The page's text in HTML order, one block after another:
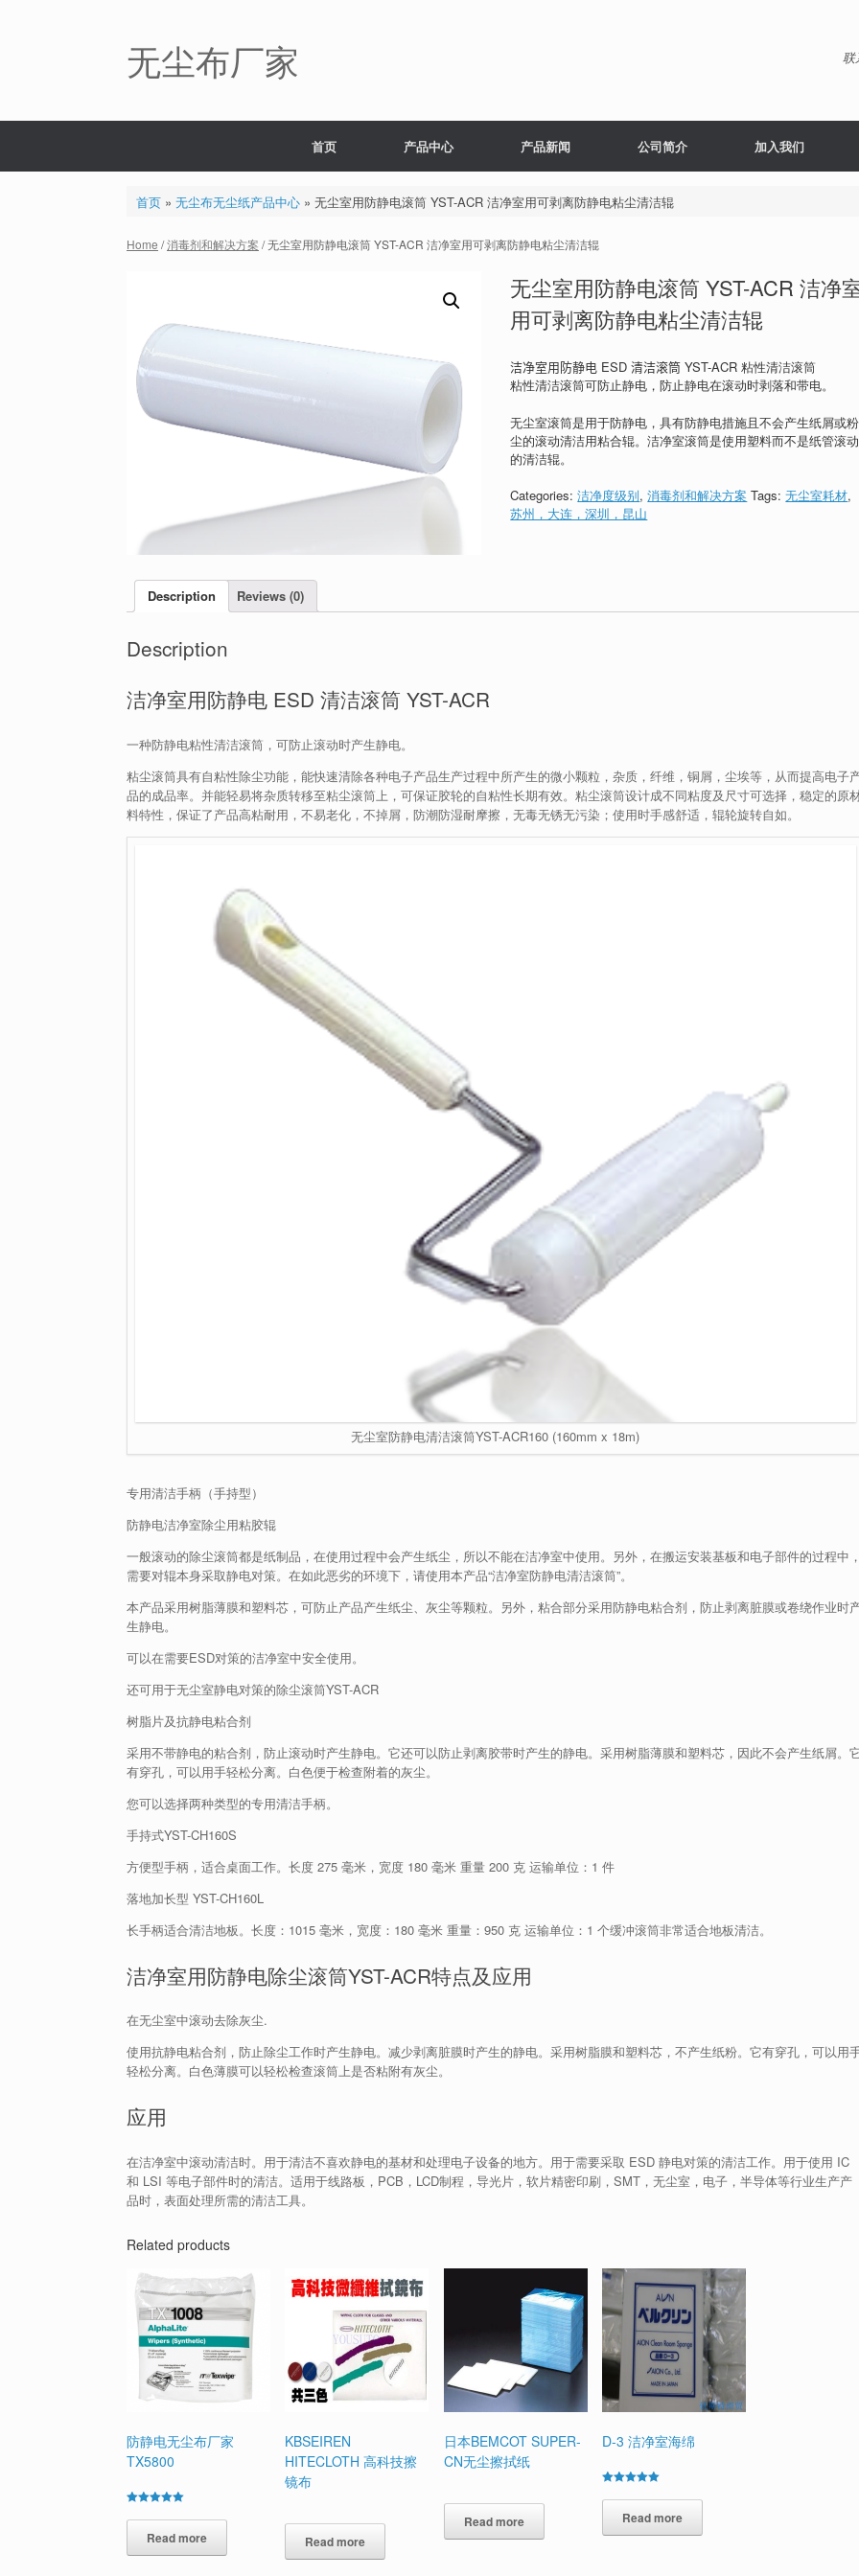
无尘布厂家 联
首页 产品中心 产品新闻 公司简介 加入我们
首页» 无尘布无尘纸产品中心» 无尘室用防静电滚筒 YST-ACR 洁净室用可剥离防静电粘尘清洁辊
Home /消毒剂和解决方案 / 无尘室用防静电滚筒 YST-ACR 洁净室用可剥离防静电粘尘清洁辊
无尘室用防静电滚筒 YST-ACR 洁净
用可剥离防静电粘尘清洁辊
洁净室用防静电 ESD 清洁滚筒 YST-ACR粘性清洁滚筒
粘性清洁滚筒可防止静电，防止静电在滚动时剥落和带电。
无尘室滚筒是用于防静电，具有防静电措施且不会产生纸屑或粉
尘的滚动清洁用粘合辊。洁净室滚筒是使用塑料而不是纸管滚动
的清洁辊。
Categories:洁净度级别,消毒剂和解决方案 Tags:无尘室耗材,
苏州，大连，深圳，昆山
Description Reviews (0)
Description
洁净室用防静电 ESD 清洁滚筒 YST-ACR
一种防静电粘性清洁滚筒，可防止滚动时产生静电。
粘尘滚筒具有自粘性除尘功能，能快速清除各种电子产品生产过程中所产生的微小颗粒，杂质，纤维，铜屑，尘埃等，从而提高电子
品的成品率。并能轻易将杂质转移至粘尘滚筒上，可保证胶轮的自粘性长期有效。粘尘滚筒设计成不同粘度及尺寸可选择，稳定的原
料特性，保证了产品高粘耐用，不易老化，不掉屑，防潮防湿耐摩擦，无毒无锈无污染；使用时手感舒适，辊轮旋转自如。
无尘室防静电清洁滚筒YST-ACR160 (160mm x 18m)
专用清洁手柄（手持型）
防静电洁净室除尘用粘胶辊
一般滚动的除尘滚筒都是纸制品，在使用过程中会产生纸尘，所以不能在洁净室中使用。
另外，在搬运安装基板和电子部件的过程中
需要对辊本身采取静电对策。 在如此恶劣的环境下，请使用本产品“洁净室防静电清洁滚筒”。
本产品采用树脂薄膜和塑料芯，可防止产品产生纸尘、灰尘等颗粒。
另外，粘合部分采用防静电粘合剂，防止剥离脏膜或卷绕作业时
生静电。
可以在需要ESD对策的洁净室中安全使用。
还可用于无尘室静电对策的除尘滚筒YST-ACR
树脂片及抗静电粘合剂
采用不带静电的粘合剂，防止滚动时产生静电。 它还可以防止剥离胶带时产生的静电。 采用树脂薄膜和塑料芯，因此不会产生纸屑。
有穿孔，可以用手轻松分离。 白色便于检查附着的灰尘。
您可以选择两种类型的专用清洁手柄。
手持式YST-CH160S
方便型手柄，适合桌面工作。 长度 275 毫米，宽度 180 毫米 重量 200 克 运输单位：1 件
落地加长型 YST-CH160L
长手柄适合清洁地板。 长度：1015 毫米，宽度：180 毫米 重量：950 克 运输单位：1 个缓冲滚筒非常适合地板清洁。
洁净室用防静电除尘滚筒YST-ACR特点及应用
在无尘室中滚动去除灰尘.
使用抗静电粘合剂，防止除尘工作时产生静电。 减少剥离脏膜时产生的静电。 采用树脂膜和塑料芯，不产生纸粉。 它有穿孔，可以用
轻松分离。 白色薄膜可以轻松检查滚筒上是否粘附有灰尘。
应用
在洁净室中滚动清洁时。 用于清洁不喜欢静电的基材和处理电子设备的地方。 用于需要采取 ESD 静电对策的清洁工作。 用于使用 IC
和 LSI 等电子部件时的清洁。适用于线路板，PCB，LCD制程，导光片，软片精密印刷，SMT，无尘室，电子，半导体等行业生产产
品时，表面处理所需的清洁工具。
Related products
防静电无尘布厂家
TX5800
5.00
out of 5Read more
KBSEIREN
HITECLOTH 高科技擦
镜布
Read more
日本BEMCOT SUPER-
CN无尘擦拭纸
Read more
D-3 洁净室海绵
5.00
out of 5Read more